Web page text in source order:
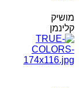
מושיק
קלינמן